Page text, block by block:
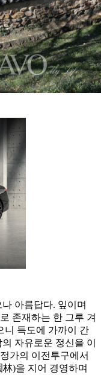
아름답다. 잎이며
존재하는 한 그루 겨
니 득도에 가까이 간
자유로운 정신을 이
가의 이전투구에서
)을 지어 경영하며